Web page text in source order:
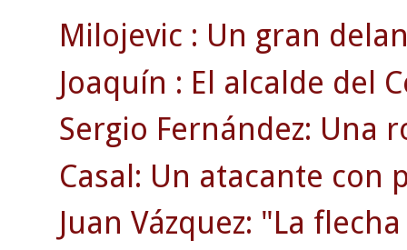
Milojevic : Un gran
Joaquín : El alcalde del
Sergio Fernández: Una
Casal: Un atacante con
Juan Vázquez: "La